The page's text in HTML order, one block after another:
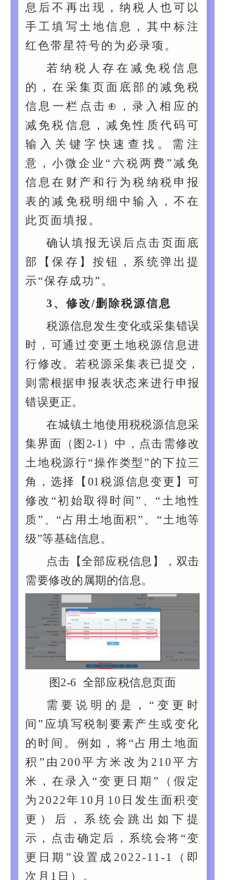
息后不再出现，纳税人也可以
手工填写土地信息，其中标注
红色带星符号的为必录项。
若纳税人存在减免税信息
的，在采集页面底部的减免税
信息一栏点击⊕，录入相应的
减免税信息，减免性质代码可
输入关键字快速查找。需注
意，小微企业“六税两费”减免
信息在财产和行为税纳税申报
表的减免税明细中输入，不在
此页面填报。
确认填报无误后点击页面底
部【保存】按钮，系统弹出提
示“保存成功”。
3、修改/删除税源信息
税源信息发生变化或采集错误
时，可通过变更土地税源信息进
行修改。若税源采集表已提交，
则需根据申报表状态来进行申报
错误更正。
在城镇土地使用税税源信息采
集界面（图2-1）中，点击需修改
土地税源行“操作类型”的下拉三
角，选择【01税源信息变更】可
修改“初始取得时间”、“土地性
质”、“占用土地面积”、“土地等
级”等基础信息。
点击【全部应税信息】，双击
需要修改的属期的信息。
图2-6 全部应税信息页面
需要说明的是，“变更时
间”应填写税制要素产生或变化
的时间。例如，将“占用土地面
积”由200平方米改为210平方
米，在录入“变更日期”（假定
为2022年10月10日发生面积变
更）后，系统会跳出如下提
示，点击确定后，系统会将“变
更日期”设置成2022-11-1（即
次月1日）。